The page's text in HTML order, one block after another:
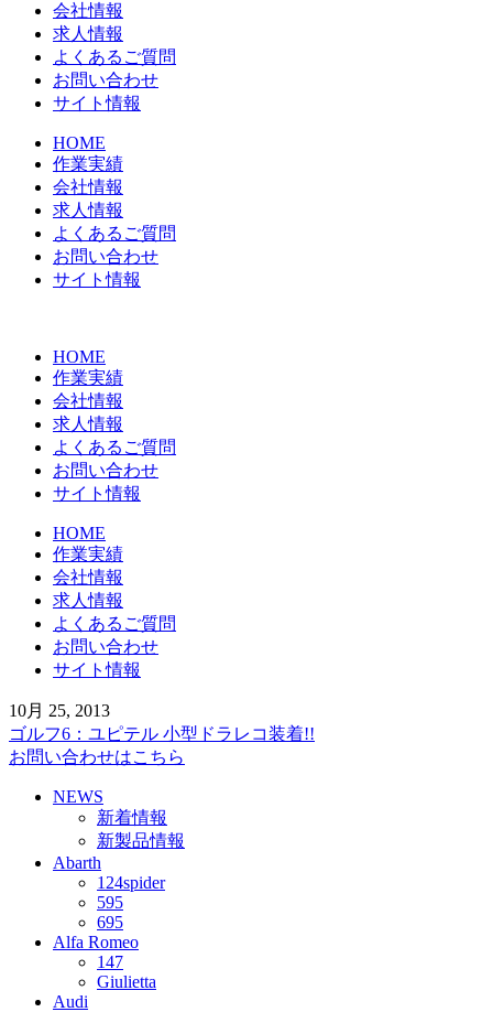
会社情報
求人情報
よくあるご質問
お問い合わせ
サイト情報
HOME
作業実績
会社情報
求人情報
よくあるご質問
お問い合わせ
サイト情報
HOME
作業実績
会社情報
求人情報
よくあるご質問
お問い合わせ
サイト情報
HOME
作業実績
会社情報
求人情報
よくあるご質問
お問い合わせ
サイト情報
10月 25, 2013
ゴルフ6：ユピテル 小型ドラレコ装着!!
お問い合わせはこちら
NEWS
新着情報
新製品情報
Abarth
124spider
595
695
Alfa Romeo
147
Giulietta
Audi